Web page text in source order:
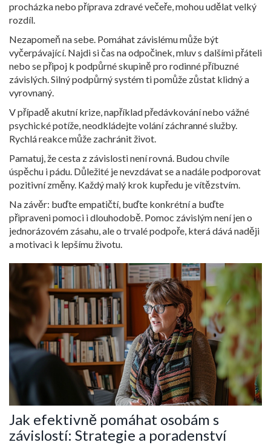
procházka nebo příprava zdravé večeře, mohou udělat velký
rozdíl.
Nezapomeň na sebe. Pomáhat závislému může být
vyčerpávající. Najdi si čas na odpočinek, mluv s dalšími přáteli
nebo se připoj k podpůrné skupině pro rodinné příbuzné
závislých. Silný podpůrný systém ti pomůže zůstat klidný a
vyrovnaný.
V případě akutní krize, například předávkování nebo vážné
psychické potíže, neodkládejte volání záchranné služby.
Rychlá reakce může zachránit život.
Pamatuj, že cesta z závislosti není rovná. Budou chvíle
úspěchu i pádu. Důležité je nevzdávat se a nadále podporovat
pozitivní změny. Každý malý krok kupředu je vítězstvím.
Na závěr: buďte empatičtí, buďte konkrétní a buďte
připraveni pomoci i dlouhodobě. Pomoc závislým není jen o
jednorázovém zásahu, ale o trvalé podpoře, která dává naději
a motivaci k lepšímu životu.
Jak efektivně pomáhat osobám s
závislostí: Strategie a poradenství